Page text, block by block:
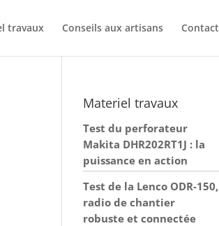
travaux Conseils aux artisans Contact
Materiel travaux
Test du perforateur
Makita DHR202RT1J : la
puissance en action
Test de la Lenco ODR-150,
radio de chantier
robuste et connectée